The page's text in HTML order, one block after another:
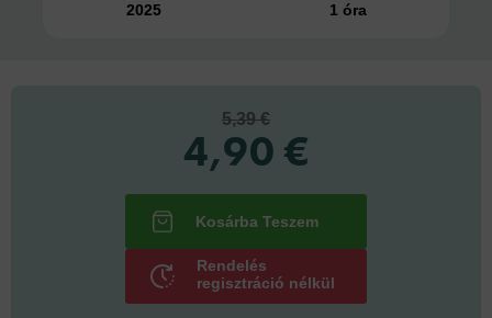
2025
1 óra
5,39 €
4,90 €
Rendelés
regisztráció nélkül